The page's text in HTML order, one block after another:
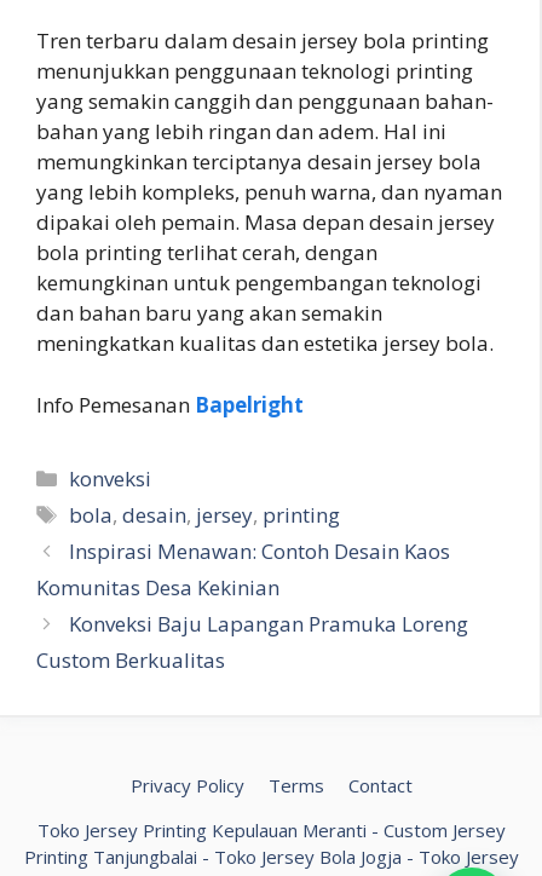
Tren terbaru dalam desain jersey bola printing
menunjukkan penggunaan teknologi printing
yang semakin canggih dan penggunaan bahan-
bahan yang lebih ringan dan adem. Hal ini
memungkinkan terciptanya desain jersey bola
yang lebih kompleks, penuh warna, dan nyaman
dipakai oleh pemain. Masa depan desain jersey
bola printing terlihat cerah, dengan
kemungkinan untuk pengembangan teknologi
dan bahan baru yang akan semakin
meningkatkan kualitas dan estetika jersey bola.
Info Pemesanan Bapelright
Kategori
konveksi
Tag
bola,desain, jersey, printing
Inspirasi Menawan: Contoh Desain Kaos
Komunitas Desa Kekinian
Konveksi Baju Lapangan Pramuka Loreng
Custom Berkualitas
Privacy Policy Terms
Contact
Toko Jersey Printing Kepulauan Meranti - Custom Jersey
Printing Tanjungbalai - Toko Jersey Bola Jogja - Toko Jersey